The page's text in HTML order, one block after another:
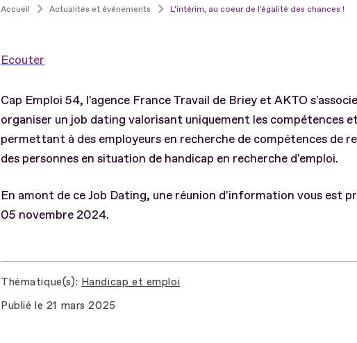
Accueil Actualités et événements L'intérim, au coeur de l'égalité des chances !
Ecouter
Cap Emploi 54, l'agence France Travail de Briey et AKTO
organiser un job dating valorisant uniquement les compétences
permettant à des employeurs en recherche de compétences de
des personnes en situation de handicap en recherche d'emploi.
En amont de ce Job Dating, une réunion d'information vous est
05 novembre 2024.
Thématique(s) Handicap et emploi
Publié le 21 mars 2025